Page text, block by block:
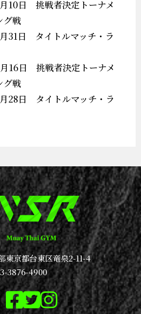
10日 挑戦者決定トーナメ
グ戦
イトルマッチ・ラ
戦者決定トーナメ
グ戦
イトルマッチ・ラ
東京都台東区竜泉2-11-4
3876-4900